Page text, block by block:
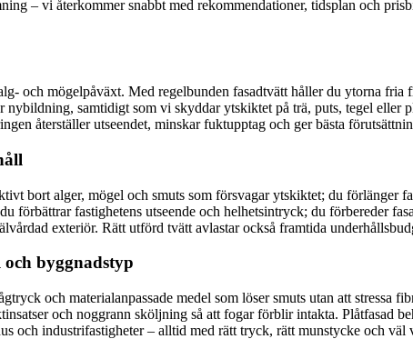
– vi återkommer snabbt med rekommendationer, tidsplan och
och mögelpåväxt. Med regelbunden fasadtvätt håller du ytorna fria
samtidigt som vi skyddar ytskiktet på trä, puts, tegel eller
återställer utseendet, minskar fuktupptag och ger bästa
bort alger, mögel och smuts som försvagar ytskiktet; du förlänger
förbättrar fastighetens utseende och helhetsintryck; du förbereder
exteriör. Rätt utförd tvätt avlastar också framtida
och byggnadstyp
och materialanpassade medel som löser smuts utan att stressa
och noggrann sköljning så att fogar förblir intakta. Plåtfasad
och industrifastigheter – alltid med rätt tryck, rätt munstycke och